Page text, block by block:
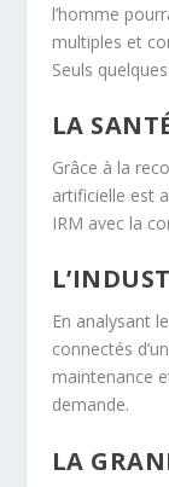
l’homme
multiples et
Seuls
LA
Grâce à la
artificielle est
IRM avec la
En analysant
connectés
maintenance
demande.
LA